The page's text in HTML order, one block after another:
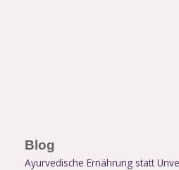
Blog
Ayurvedische Ernährung statt